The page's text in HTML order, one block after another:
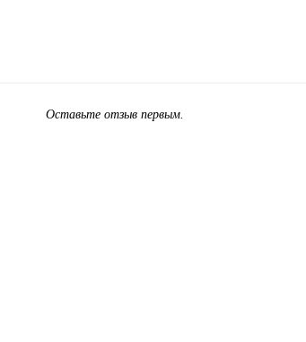
Оставьте отзыв первым.